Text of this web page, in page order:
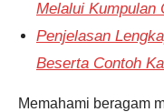
Melalui Kumpulan
Penjelasan
Beserta Contoh
Memahami beragam